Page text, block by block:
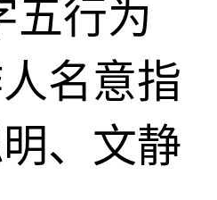
五行为
名意指
、文静